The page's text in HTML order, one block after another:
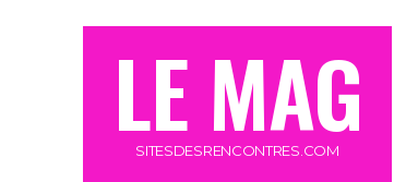
LE MAG
SITESDESRENCONTRES.COM